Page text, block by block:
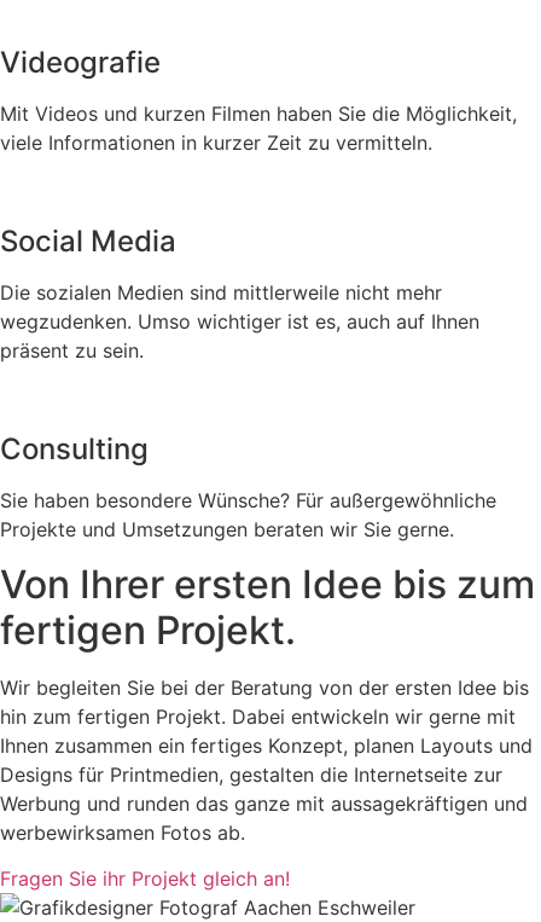
Videografie
Mit Videos und kurzen Filmen haben Sie die Möglichkeit,
viele Informationen in kurzer Zeit zu vermitteln.
Social Media
Die sozialen Medien sind mittlerweile nicht mehr
wegzudenken. Umso wichtiger ist es, auch auf Ihnen
präsent zu sein.
Consulting
Sie haben besondere Wünsche? Für außergewöhnliche
Projekte und Umsetzungen beraten wir Sie gerne.
Von Ihrer ersten Idee bis zum
fertigen Projekt.
Wir begleiten Sie bei der Beratung von der ersten Idee bis
hin zum fertigen Projekt. Dabei entwickeln wir gerne mit
Ihnen zusammen ein fertiges Konzept, planen Layouts und
Designs für Printmedien, gestalten die Internetseite zur
Werbung und runden das ganze mit aussagekräftigen und
werbewirksamen Fotos ab.
Fragen Sie ihr Projekt gleich an!